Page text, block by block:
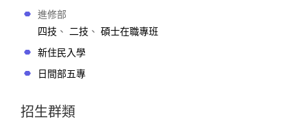
進修部
四技 、 二技 、 碩士在職專班
新住民入學
日間部五專
招生群類